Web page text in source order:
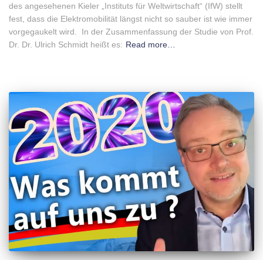
des angesehenen Kieler „Instituts für Weltwirtschaft“ (IfW) stellt
fest, dass die Elektromobilität längst nicht so sauber ist wie immer
vorgegaukelt wird. In der Zusammenfassung der Studie von Prof.
Dr. Dr. Ulrich Schmidt heißt es: Read more…